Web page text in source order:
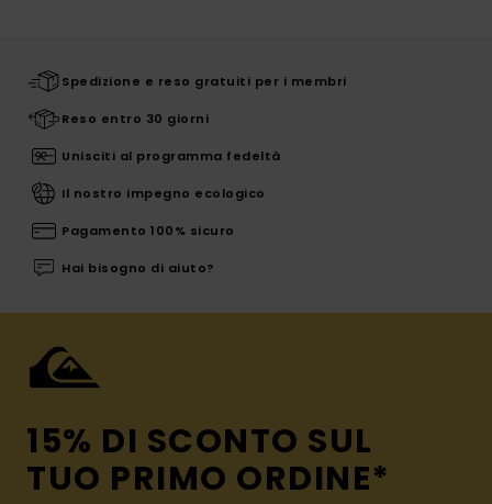
Spedizione e reso gratuiti per i membri
Reso entro 30 giorni
Unisciti al programma fedeltà
Il nostro impegno ecologico
Pagamento 100% sicuro
Hai bisogno di aiuto?
15% DI SCONTO SUL
TUO PRIMO ORDINE*